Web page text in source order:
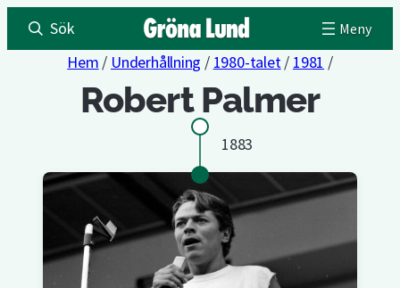
Sök
Hem / Underhållning / 1980-talet/ 1981 /
Robert Palmer
1883